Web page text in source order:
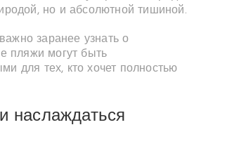
но и абсолютной тишиной.
заранее узнать о
пляжи могут быть
для тех, кто хочет полностью
наслаждаться